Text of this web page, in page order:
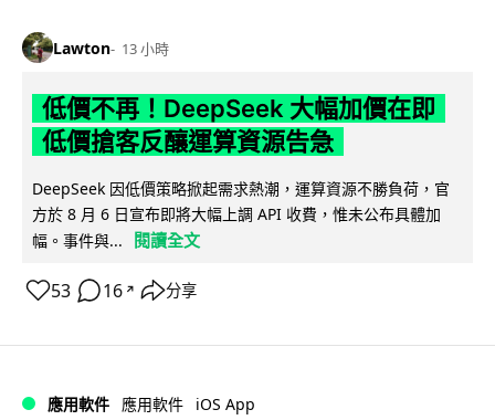
Lawton 13 小時
低價不再！DeepSeek 大幅加價在即
低價搶客反釀運算資源告急
DeepSeek 因低價策略掀起需求熱潮，運算資源不勝負荷，官
方於 8 月 6 日宣布即將大幅上調 API 收費，惟未公布具體加
幅。事件與...
閱讀全文
53 16 ↗ 分享
應用軟件 應用軟件 iOS App